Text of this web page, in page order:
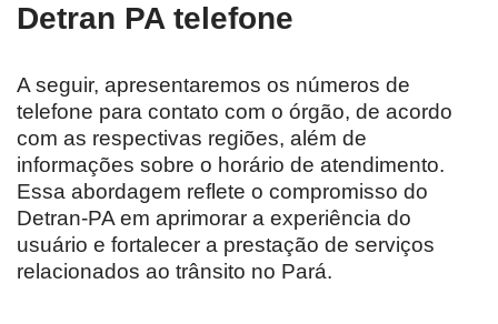
Detran PA telefone
A seguir, apresentaremos os números de
telefone para contato com o órgão, de acordo
com as respectivas regiões, além de
informações sobre o horário de atendimento.
Essa abordagem reflete o compromisso do
Detran-PA em aprimorar a experiência do
usuário e fortalecer a prestação de serviços
relacionados ao trânsito no Pará.